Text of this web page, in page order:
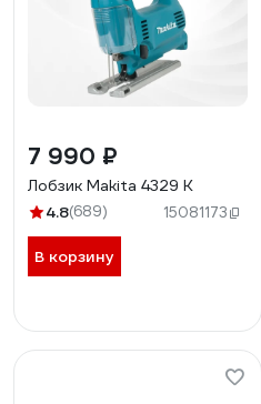
7 990 ₽
Лобзик Makita 4329 K
4.8(689) 15081173
В корзину